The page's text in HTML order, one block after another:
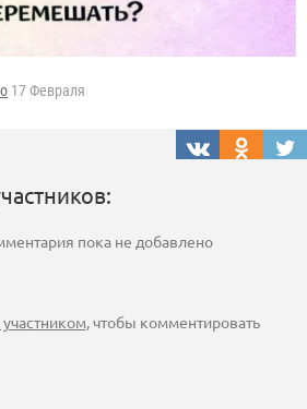
17 Февраля
пока не добавлено
участником, чтобы комментировать